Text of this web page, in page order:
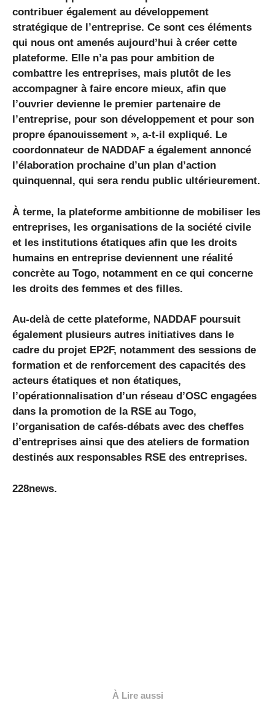
contribuer également au développement
stratégique de l’entreprise. Ce sont ces éléments
qui nous ont amenés aujourd’hui à créer cette
plateforme. Elle n’a pas pour ambition de
combattre les entreprises, mais plutôt de les
accompagner à faire encore mieux, afin que
l’ouvrier devienne le premier partenaire de
l’entreprise, pour son développement et pour son
propre épanouissement », a-t-il expliqué. Le
coordonnateur de NADDAF a également annoncé
l’élaboration prochaine d’un plan d’action
quinquennal, qui sera rendu public ultérieurement.
À terme, la plateforme ambitionne de mobiliser les
entreprises, les organisations de la société civile
et les institutions étatiques afin que les droits
humains en entreprise deviennent une réalité
concrète au Togo, notamment en ce qui concerne
les droits des femmes et des filles.
Au-delà de cette plateforme, NADDAF poursuit
également plusieurs autres initiatives dans le
cadre du projet EP2F, notamment des sessions de
formation et de renforcement des capacités des
acteurs étatiques et non étatiques,
l’opérationnalisation d’un réseau d’OSC engagées
dans la promotion de la RSE au Togo,
l’organisation de cafés-débats avec des cheffes
d’entreprises ainsi que des ateliers de formation
destinés aux responsables RSE des entreprises.
228news.
À Lire aussi